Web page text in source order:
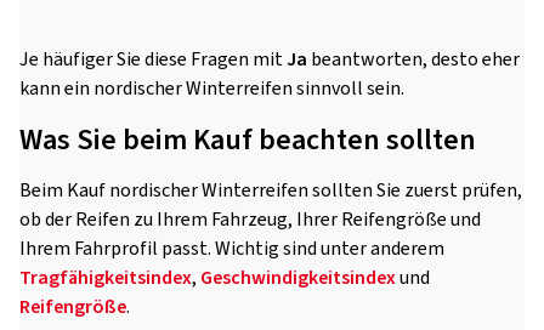
Je häufiger Sie diese Fragen mitJa beantworten, desto eher
kann ein nordischer Winterreifen sinnvoll sein.
Was Sie beim Kauf beachten sollten
Beim Kauf nordischer Winterreifen sollten Sie zuerst prüfen,
ob der Reifen zu Ihrem Fahrzeug, Ihrer Reifengröße und
Ihrem Fahrprofil passt. Wichtig sind unter anderem
Tragfähigkeitsindex, Geschwindigkeitsindexund
Reifengröße.